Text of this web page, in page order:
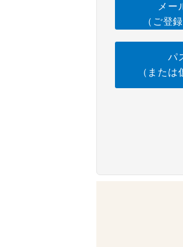
メー
（ご登
パ
（または